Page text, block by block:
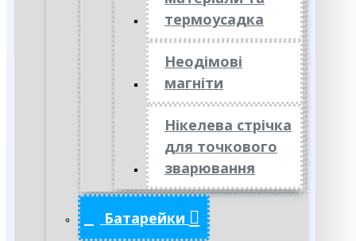
термоусадка
Неодімові
магніти
Нікелева стрічка
для точкового
зварювання
Батарейки